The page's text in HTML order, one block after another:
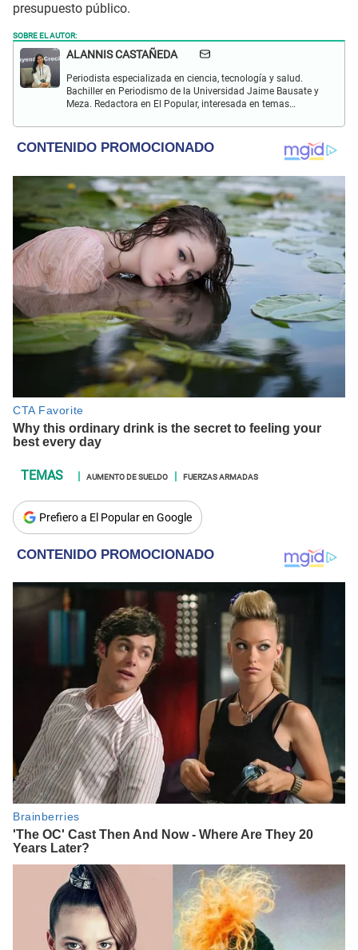
presupuesto público.
SOBRE EL AUTOR:
ALANNIS CASTAÑEDA
Periodista especializada en ciencia, tecnología y salud.
Bachiller en Periodismo de la Universidad Jaime Bausate y
Meza. Redactora en El Popular, interesada en temas
astronómicos, hallazgos y más.
AUMENTO DE SUELDO FUERZAS ARMADAS
Prefiero a El Popular en Google